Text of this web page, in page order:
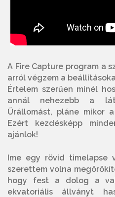
A Fire Capture program a
arról végzem a
Értelem szerűen minél
annál nehezebb a
Űrállomást, pláne mikor
Ezért kezdésképp
ajánlok!
Ime egy rövid timelapse
szerettem volna
hogy fest a dolog a
ekvatoriális állványt